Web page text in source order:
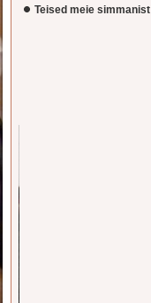
Teised meie simmanist